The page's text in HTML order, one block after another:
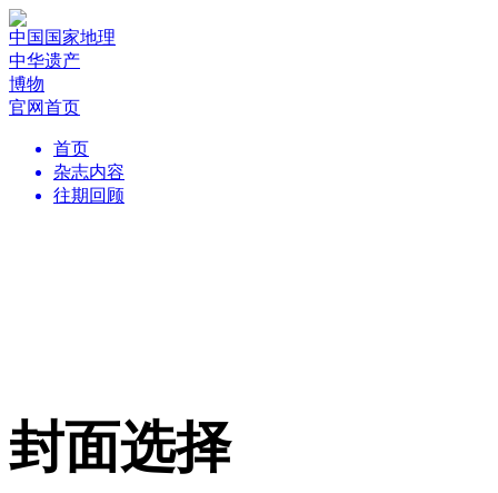
中国国家地理
中华遗产
博物
官网首页
首页
杂志内容
往期回顾
封面选择